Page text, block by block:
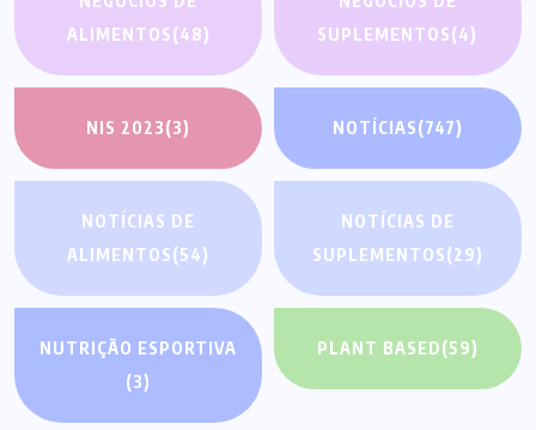
ALIMENTOS(48)
SUPLEMENTOS(4)
NIS 2023(3) NOTÍCIAS(747)
NOTÍCIAS DE
ALIMENTOS(54)
NOTÍCIAS DE
SUPLEMENTOS(29)
NUTRIÇÃO ESPORTIVA
(3)
PLANT BASED(59)